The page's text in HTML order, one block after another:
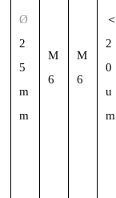
Ø
2
5
m
m
M
6
M
6
＜
2
0
u
m